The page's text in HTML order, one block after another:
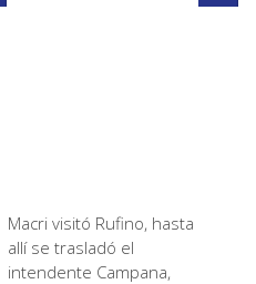
Macri visitó Rufino, hasta
allí se trasladó el
intendente Campana,